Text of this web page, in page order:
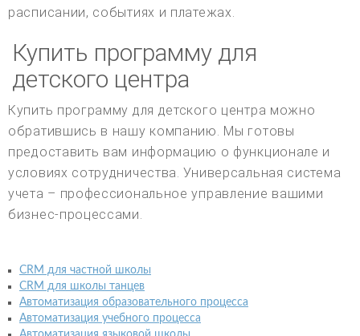
расписании, событиях и платежах.
Купить программу для
детского центра
Купить программу для детского центра можно
обратившись в нашу компанию. Мы готовы
предоставить вам информацию о функционале и
условиях сотрудничества. Универсальная система
учета – профессиональное управление вашими
бизнес-процессами.
CRM для частной школы
CRM для школы танцев
Автоматизация образовательного процесса
Автоматизация учебного процесса